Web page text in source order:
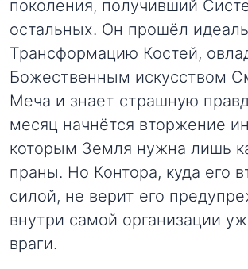
поколения, получивший
остальных. Он прошёл
Трансформацию Костей,
Божественным искусством
Меча и знает страшную
месяц начнётся вторжение
которым Земля нужна лишь
праны. Но Контора, куда его
силой, не верит его
внутри самой организации
враги.